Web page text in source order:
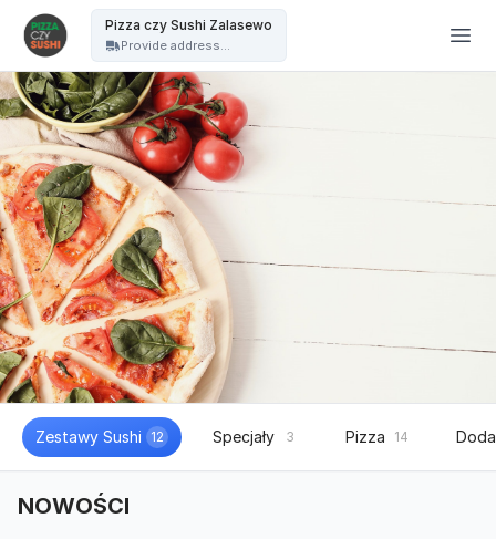
Pizza czy Sushi Zalasewo
Provide address...
Zestawy Sushi 12 Specjały 3 Pizza 14
NOWOŚCI